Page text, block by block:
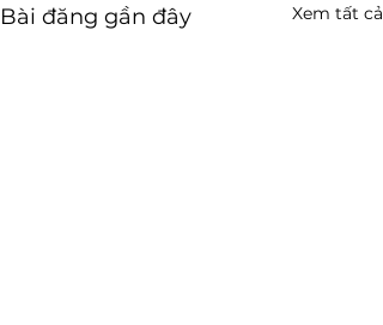
Bài đăng gần đây Xem tất cả